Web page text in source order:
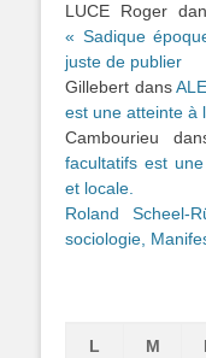
LUCE Roger
« Sadique
juste de publier
Gillebert dans
est une atteinte à
Cambourieu
facultatifs est
et locale.
Roland Scheel-
sociologie,
L M